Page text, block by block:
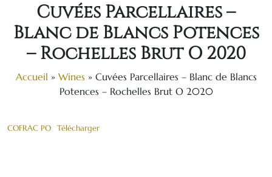
Cuvées Parcellaires –
Blanc de Blancs Potences
– Rochelles Brut O 2020
Accueil » Wines » Cuvées Parcellaires – Blanc de Blancs
Potences – Rochelles Brut O 2020
COFRAC PO Télécharger